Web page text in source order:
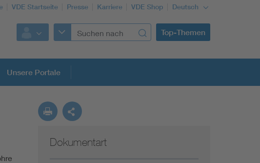
VDE Startseite Presse Karriere VDE Shop Deutsch
Top-Themen
Normung
Funktionale Sicherheit schützt den Menschen
Unsere Portale
Dokumentart